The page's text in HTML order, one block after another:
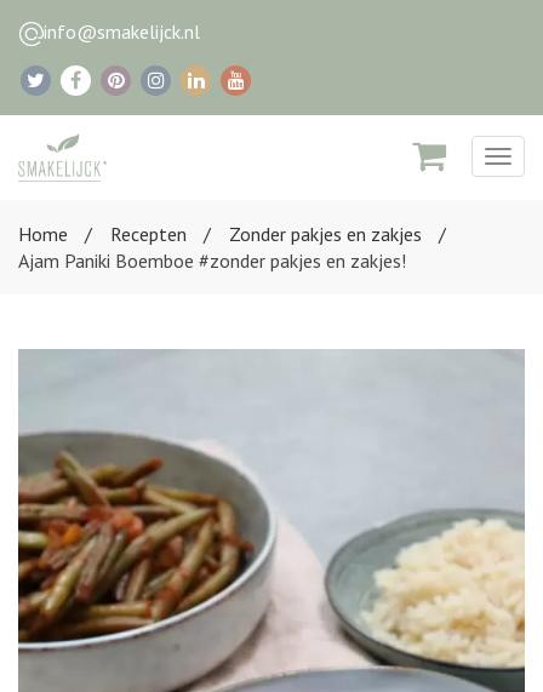
info@smakelijck.nl
Home
Recepten
Zonder pakjes en zakjes
Ajam Paniki Boemboe #zonder pakjes en zakjes! ​​​​​​​